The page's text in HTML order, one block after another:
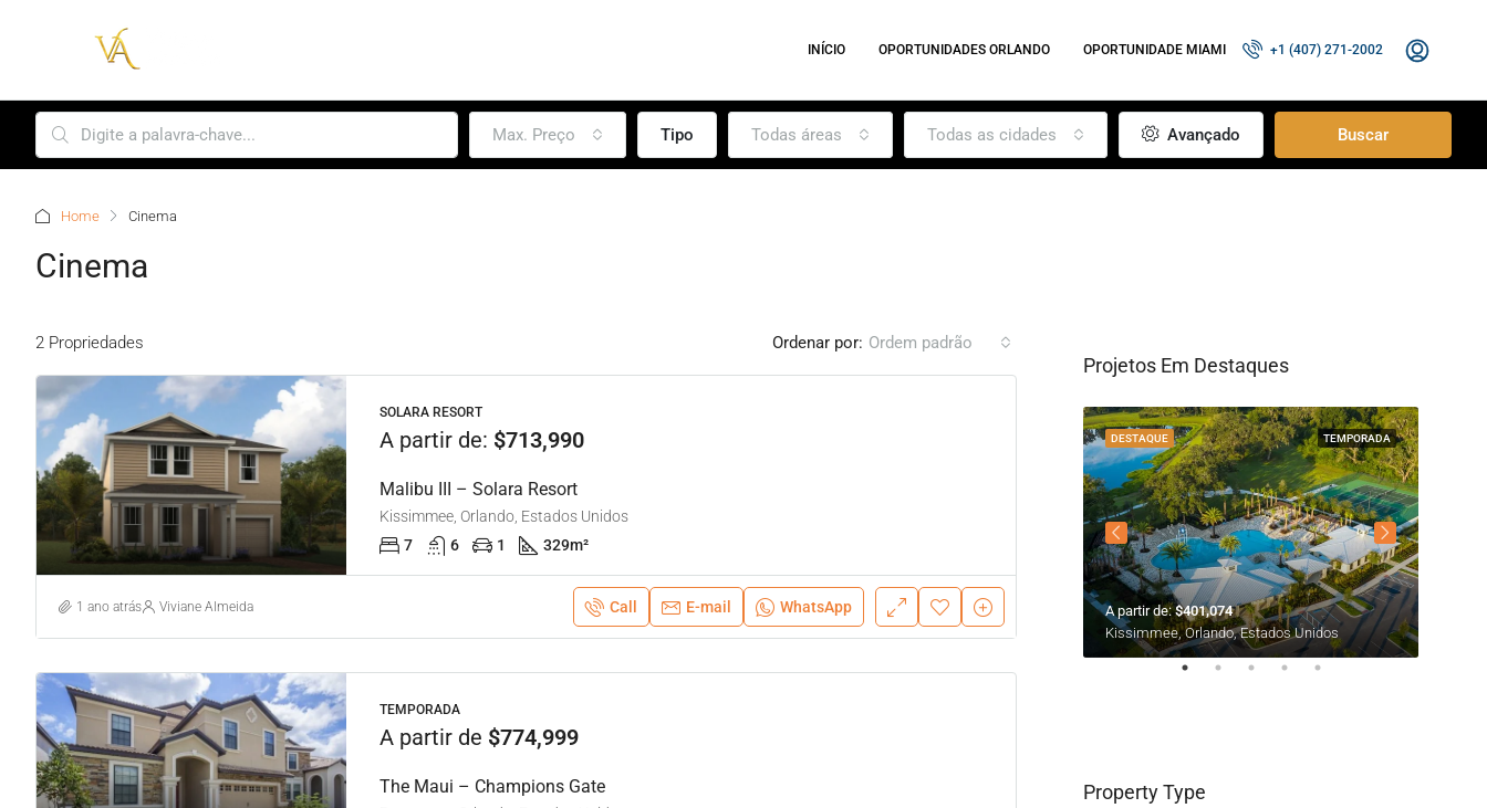
INÍCIO OPORTUNIDADES ORLANDO OPORTUNIDADE MIAMI +1 (407) 271-2002
Max. Preço Tipo Todas áreas Todas as cidades Avançado Buscar
Home Cinema
Cinema
2 Propriedades Ordenar por: Ordem padrão
SOLARA RESORT
A partir de: $713,990
Malibu III – Solara Resort
Kissimmee, Orlando, Estados Unidos
7
6 1 329m²
1 ano atrás Viviane Almeida Call E-mail WhatsApp
TEMPORADA
A partir de $774,999
The Maui – Champions Gate
Projetos Em Destaques
TEMPORADA
DESTAQUE
A partir de:$401,074
Kissimmee, Orlando, Estados Unidos
Property Type